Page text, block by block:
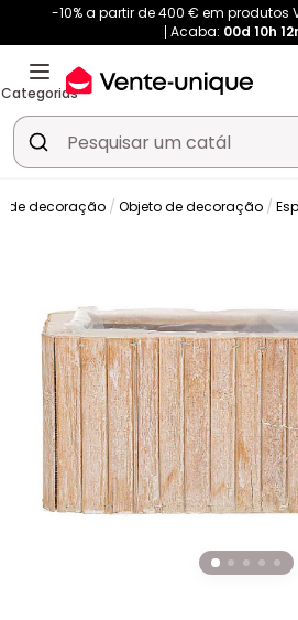
-10% a partir de 400 € em produtos
Acaba: 00d 10h
Categorias
de decoração Objeto de decoração